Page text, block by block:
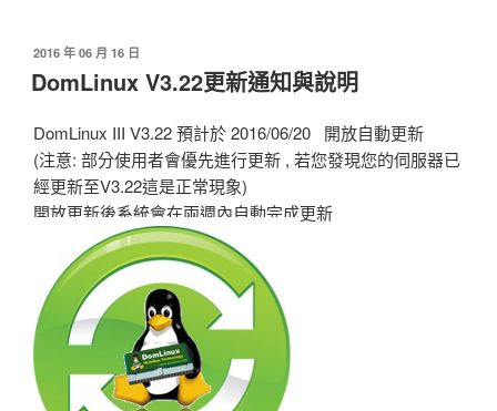
發
佈
於
2016 年 06 月 16 日
DomLinux V3.22更新通知與說明
DomLinux III V3.22 預計於 2016/06/20 開放自動更新
(注意: 部分使用者會優先進行更新 , 若您發現您的伺服器已
經更新至V3.22這是正常現象)
開放更新後系統會在兩週內自動完成更新